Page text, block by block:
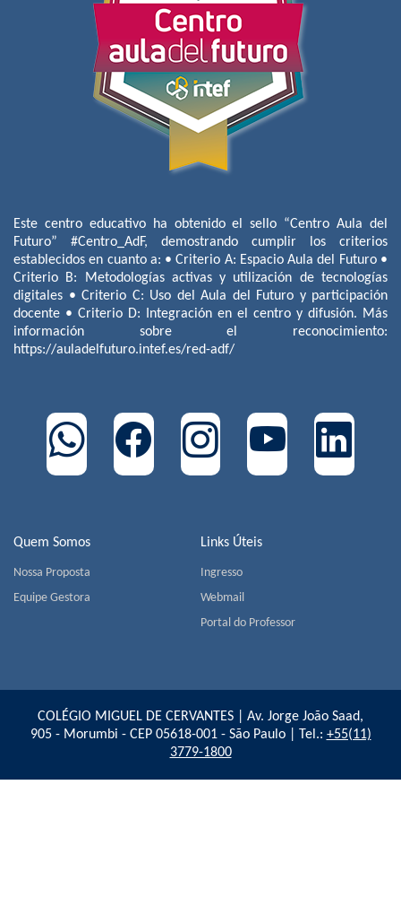
Quem Somos
Nossa Proposta
Equipe Gestora
Links Úteis
Ingresso
Webmail
Portal do Professor
Este centro educativo ha obtenido el sello “Centro Aula del
Futuro” #Centro_AdF, demostrando cumplir los criterios
establecidos en cuanto a: • Criterio A: Espacio Aula del Futuro •
Criterio B: Metodologías activas y utilización de tecnologías
digitales • Criterio C: Uso del Aula del Futuro y participación
docente • Criterio D: Integración en el centro y difusión. Más
información sobre el reconocimiento:
https://auladelfuturo.intef.es/red-adf/
COLÉGIO MIGUEL DE CERVANTES | Av. Jorge João Saad,
905 - Morumbi - CEP 05618-001 - São Paulo | Tel.: +55(11)
3779-1800